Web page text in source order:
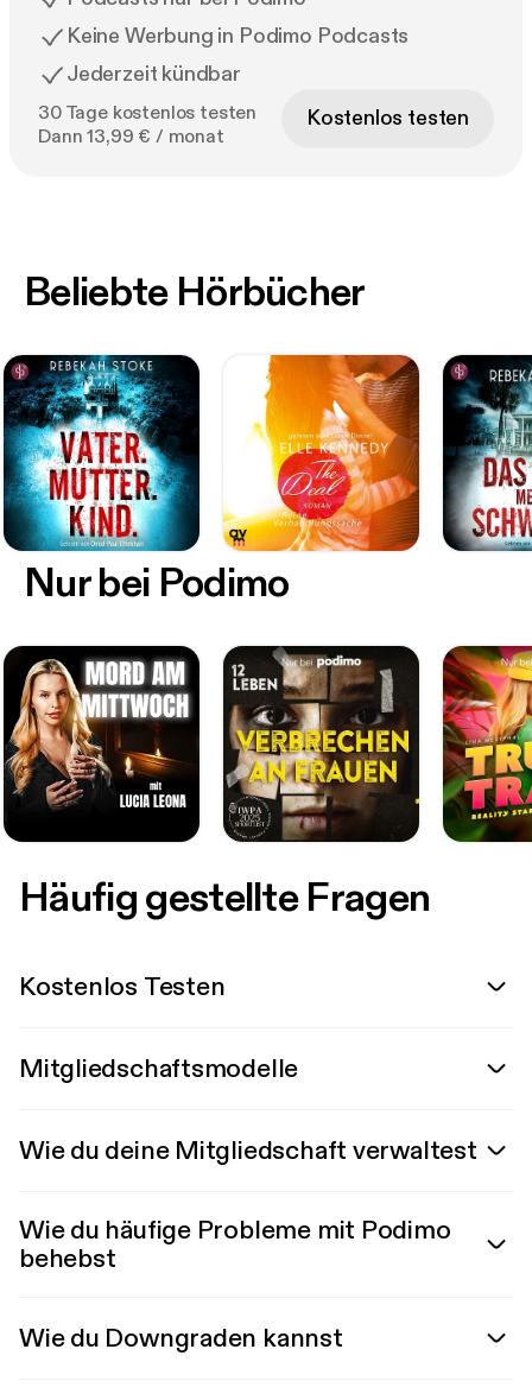
Keine Werbung in Podimo Podcasts
Jederzeit kündbar
30 Tage kostenlos testen
Dann 13,99 € / monat
Kostenlos testen
Nur bei Podimo
Beliebte Hörbücher
Häufig gestellte Fragen
Kostenlos Testen
Mitgliedschaftsmodelle
Wie du deine Mitgliedschaft verwaltest
Wie du häufige Probleme mit Podimo
behebst
Wie du Downgraden kannst